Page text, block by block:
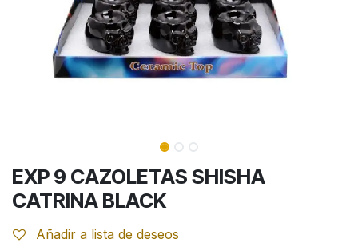
EXP 9 CAZOLETAS SHISHA
CATRINA BLACK
Añadir a lista de deseos